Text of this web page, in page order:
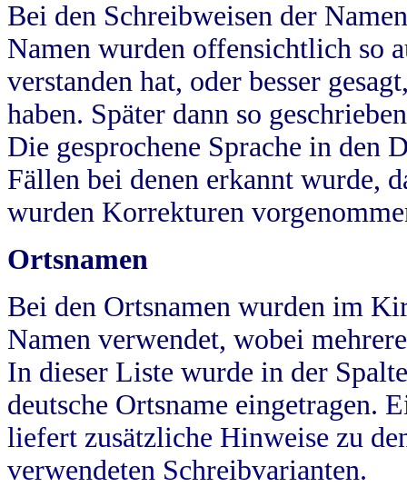
Bei den Schreibweisen der
Namen wurden offensichtlich so
verstanden hat, oder besser
haben. Später dann so
Die gesprochene Sprache in
Fällen bei denen erkannt wurde,
wurden Korrekturen
Ortsnamen
Bei den Ortsnamen wurden im
Namen verwendet, wobei
In dieser Liste wurde in der
deutsche Ortsname eingetragen.
liefert zusätzliche Hinweise zu
verwendeten Schreibvarianten.